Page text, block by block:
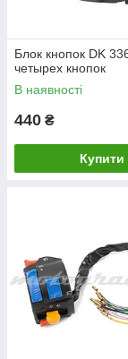
Блок кнопок DK
четырех кнопок
В наявності
440 ₴
Купити